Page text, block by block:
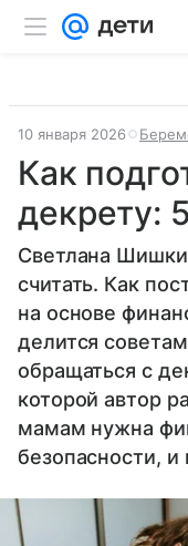
10 января 2026
Как
декрету:
Светлана
считать. Как
на основе
делится
обращаться с
которой автор
мамам нужна
безопасности, и